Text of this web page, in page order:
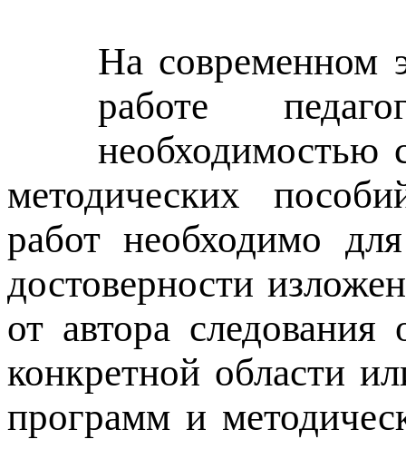
На современном
работе
необходимостью
методических
работ необходимо
достоверности
от автора
конкретной области
программ и